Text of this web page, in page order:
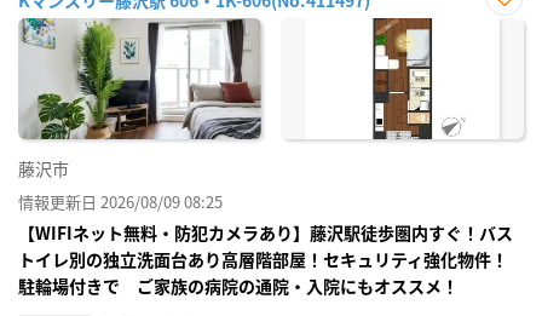
お気
藤沢市
情報更新日 2026/08/09 08:25
【WIFIネット無料・防犯カメラあり】藤沢駅徒歩圏内すぐ！バス
トイレ別の独立洗面台あり高層階部屋！セキュリティ強化物件！
駐輪場付きで ご家族の病院の通院・入院にもオススメ！